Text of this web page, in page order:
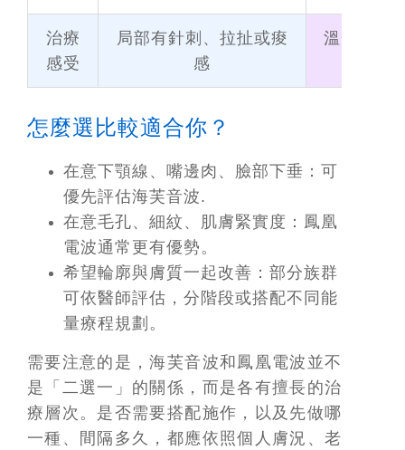
治療
感受
局部有針刺、拉扯或痠
感
溫熱感較
怎麼選比較適合你？
在意下顎線、嘴邊肉、臉部下垂： 可
優先評估海芙音波.
在意毛孔、細紋、肌膚緊實度： 鳳凰
電波通常更有優勢。
希望輪廓與膚質一起改善： 部分族群
可依醫師評估，分階段或搭配不同能
量療程規劃。
需要注意的是，海芙音波和鳳凰電波並不
是「二選一」的關係，而是各有擅長的治
療層次。是否需要搭配施作，以及先做哪
一種、間隔多久，都應依照個人膚況、老